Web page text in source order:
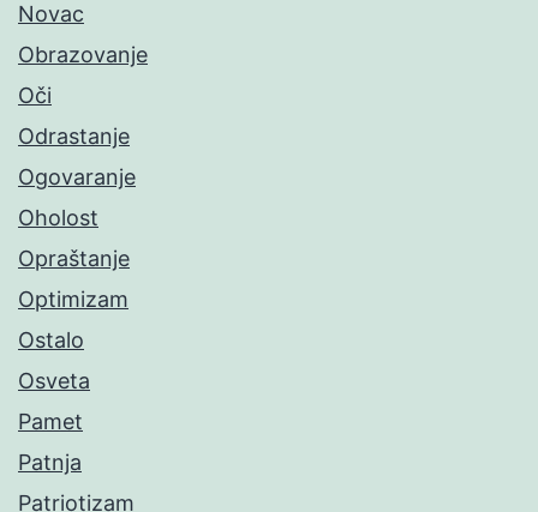
Novac
Obrazovanje
Oči
Odrastanje
Ogovaranje
Oholost
Opraštanje
Optimizam
Ostalo
Osveta
Pamet
Patnja
Patriotizam